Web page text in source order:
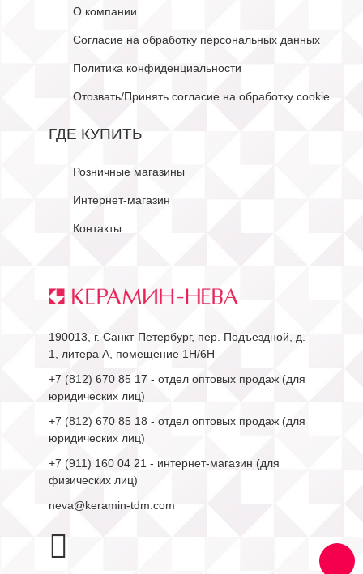
О компании
Согласие на обработку персональных данных
Политика конфиденциальности
Отозвать/Принять согласие на обработку cookie
ГДЕ КУПИТЬ
Розничные магазины
Интернет-магазин
Контакты
190013, г. Санкт-Петербург, пер. Подъездной, д.
1, литера А, помещение 1Н/6Н
+7 (812) 670 85 17 - отдел оптовых продаж (для
юридических лиц)
+7 (812) 670 85 18 - отдел оптовых продаж (для
юридических лиц)
+7 (911) 160 04 21 - интернет-магазин (для
физических лиц)
neva@keramin-tdm.com